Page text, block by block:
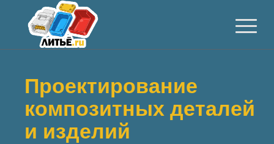
Проектирование
композитных деталей
и изделий